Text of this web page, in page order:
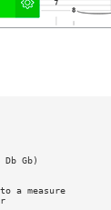
Gb)
a measure